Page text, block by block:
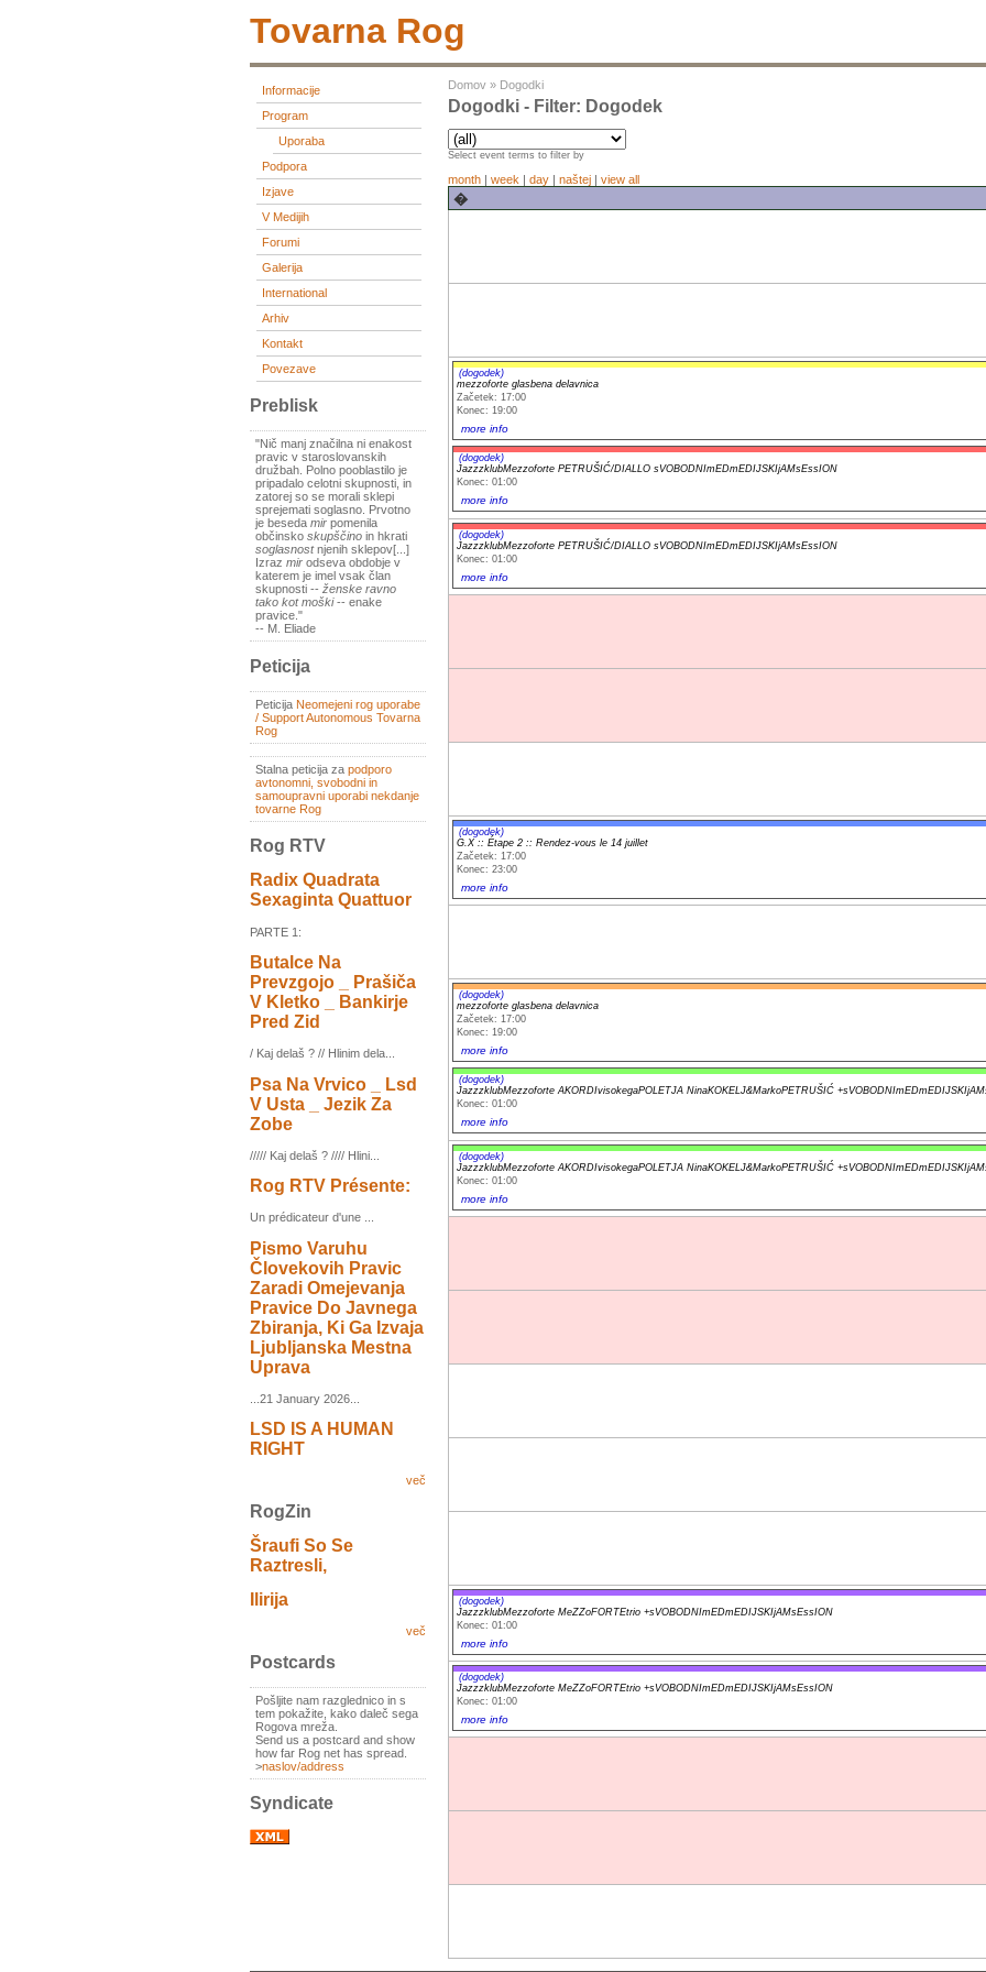
Tovarna Rog
Informacije
Program
Uporaba
Podpora
Izjave
V Medijih
Forumi
Galerija
International
Arhiv
Kontakt
Povezave
Preblisk
"Nič manj značilna ni enakost
pravic v staroslovanskih
družbah. Polno pooblastilo je
pripadalo celotni skupnosti, in
zatorej so se morali sklepi
sprejemati soglasno. Prvotno
je beseda mir pomenila
občinsko skupščino in hkrati
soglasnostnjenih sklepov[...]
Izraz mir odseva obdobje v
katerem je imel vsak član
skupnosti -- ženske ravno
tako kot moški-- enake
pravice."
-- M. Eliade
Peticija
Peticija Neomejeni rog uporabe
/ Support Autonomous Tovarna
Rog
Stalna peticija za podporo
avtonomni, svobodni in
samoupravni uporabi nekdanje
tovarne Rog
Rog RTV
Radix Quadrata
Sexaginta Quattuor
PARTE 1:
Butalce Na
Prevzgojo _ Prašiča
V Kletko _ Bankirje
Pred Zid
/ Kaj delaš ? // Hlinim dela...
Psa Na Vrvico _ Lsd
V Usta _ Jezik Za
Zobe
///// Kaj delaš ? //// Hlini...
Rog RTV Présente:
Un prédicateur d'une ...
Pismo Varuhu
Človekovih Pravic
Zaradi Omejevanja
Pravice Do Javnega
Zbiranja, Ki Ga Izvaja
Ljubljanska Mestna
Uprava
...21 January 2026...
LSD IS A HUMAN
RIGHT
več
RogZin
Šraufi So Se
Raztresli,
Ilirija
več
Postcards
Pošljite nam razglednico in s
tem pokažite, kako daleč sega
Rogova mreža.
Send us a postcard and show
how far Rog net has spread.
>naslov/address
Syndicate
Domov » Dogodki
Dogodki - Filter: Dogodek
Select event terms to filter by
month | week | day | naštej | view all
�
(dogodek)
mezzoforte glasbena delavnica
Začetek: 17:00
Konec: 19:00
more info
(dogodek)
JazzzklubMezzoforte PETRUŠIĆ/DIALLO sVOBODNImEDmEDIJSKIjAMsEssION
Konec: 01:00
more info
(dogodek)
JazzzklubMezzoforte PETRUŠIĆ/DIALLO sVOBODNImEDmEDIJSKIjAMsEssION
Konec: 01:00
more info
(dogodek)
G.X :: Étape 2 :: Rendez-vous le 14 juillet
Začetek: 17:00
Konec: 23:00
more info
(dogodek)
mezzoforte glasbena delavnica
Začetek: 17:00
Konec: 19:00
more info
(dogodek)
JazzzklubMezzoforte AKORDIvisokegaPOLETJA NinaKOKELJ&MarkoPETRUŠIĆ
Konec: 01:00
more info
(dogodek)
JazzzklubMezzoforte AKORDIvisokegaPOLETJA NinaKOKELJ&MarkoPETRUŠIĆ
Konec: 01:00
more info
(dogodek)
JazzzklubMezzoforte MeZZoFORTEtrio +sVOBODNImEDmEDIJSKIjAMsEssION
Konec: 01:00
more info
(dogodek)
JazzzklubMezzoforte MeZZoFORTEtrio +sVOBODNImEDmEDIJSKIjAMsEssION
Konec: 01:00
more info